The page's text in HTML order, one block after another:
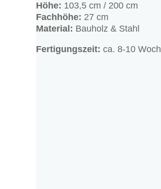
Höhe: 103,5 cm / 200 cm
Fachhöhe: 27 cm
Material: Bauholz & Stahl
Fertigungszeit: ca. 8-10